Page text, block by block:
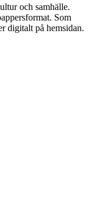
och samhälle.
Som
digitalt på hemsidan.